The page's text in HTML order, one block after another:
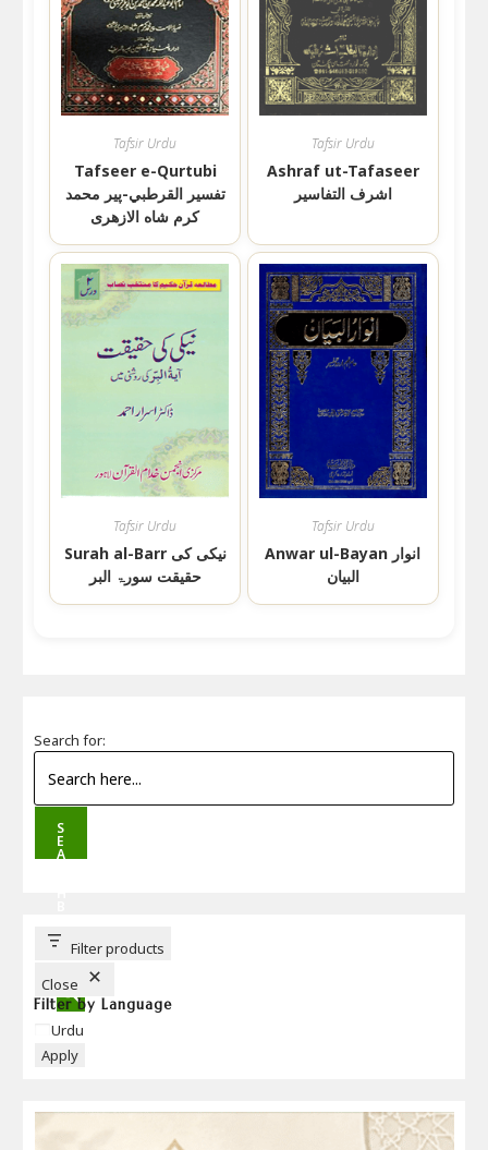
Tafsir Urdu
Tafseer e-Qurtubi
تفسير القرطبي-پیر محمد
کرم شاه الازهری
Tafsir Urdu
Ashraf ut-Tafaseer
اشرف التفاسیر
Tafsir Urdu
Surah al-Barr نیکی کی
حقیقت سورۃ البر
Tafsir Urdu
Anwar ul-Bayan انوار
البیان
Search for:
S
E
A
T
T
Filter products
Close
Filter by Language
Language
Urdu
Apply